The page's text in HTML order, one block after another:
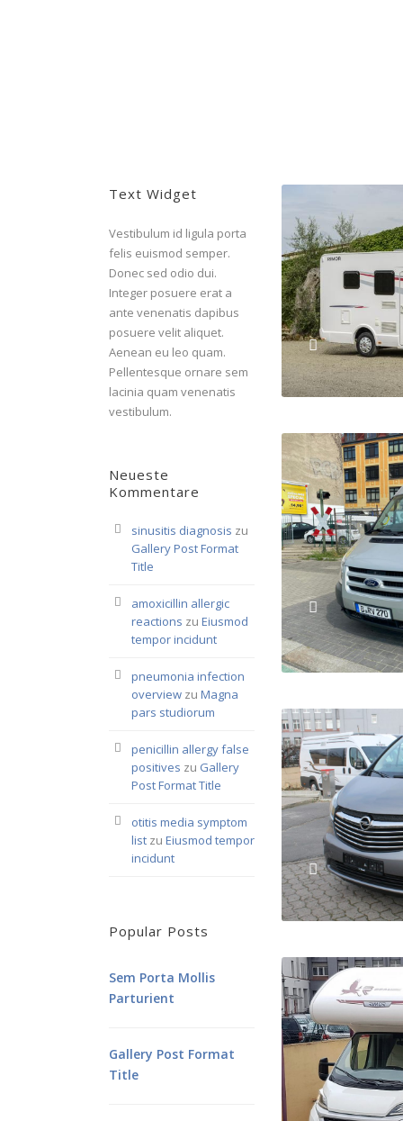
Text Widget
Vestibulum id ligula porta
felis euismod semper.
Donec sed odio dui.
Integer posuere erat a
ante venenatis dapibus
posuere velit aliquet.
Aenean eu leo quam.
Pellentesque ornare sem
lacinia quam venenatis
vestibulum.
Neueste
Kommentare
sinusitis diagnosis zu
Gallery Post Format
Title
amoxicillin allergic
reactions zu Eiusmod
tempor incidunt
pneumonia infection
overview zu Magna
pars studiorum
penicillin allergy false
positives zu Gallery
Post Format Title
otitis media symptom
list zu Eiusmod tempor
incidunt
Popular Posts
Sem Porta Mollis
Parturient
Gallery Post Format
Title